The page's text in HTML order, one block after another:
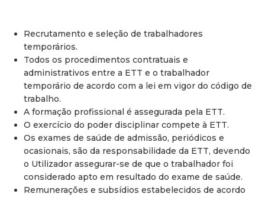
Recrutamento e seleção de trabalhadores
temporários.
Todos os procedimentos contratuais e
administrativos entre a ETT e o trabalhador
temporário de acordo com a lei em vigor do código de
trabalho.
A formação profissional é assegurada pela ETT.
O exercício do poder disciplinar compete à ETT.
Os exames de saúde de admissão, periódicos e
ocasionais, são da responsabilidade da ETT, devendo
o Utilizador assegurar-se de que o trabalhador foi
considerado apto em resultado do exame de saúde.
Remunerações e subsídios estabelecidos de acordo